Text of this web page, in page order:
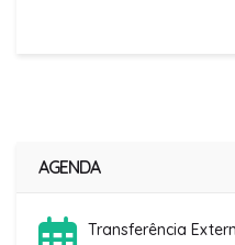
AGENDA
Transferência